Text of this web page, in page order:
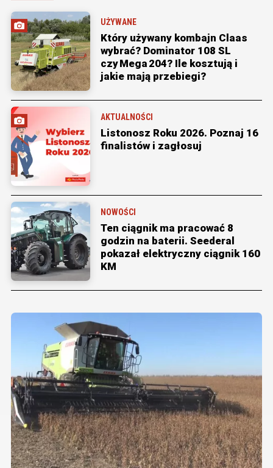
UŻYWANE
Który używany kombajn Claas
wybrać? Dominator 108 SL
czy Mega 204? Ile kosztują i
jakie mają przebiegi?
AKTUALNOŚCI
Listonosz Roku 2026. Poznaj 16
finalistów i zagłosuj
NOWOŚCI
Ten ciągnik ma pracować 8
godzin na baterii. Seederal
pokazał elektryczny ciągnik 160
KM